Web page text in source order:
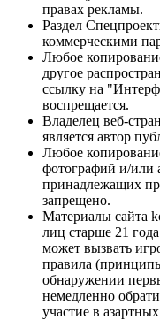
правах рекламы.
Раздел
коммерческими
Любое
другое
ссылку на
воспрещается.
Владелец веб-
является автор
Любое
фотографий и/или
принадлежащих
запрещено.
Материалы сайта
лиц старше 21
может вызвать
правила
обнаружении
немедленно
участие в